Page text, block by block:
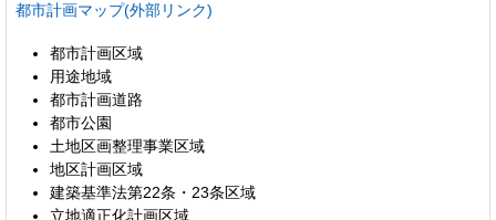
都市計画マップ(外部リンク)
都市計画区域
用途地域
都市計画道路
都市公園
土地区画整理事業区域
地区計画区域
建築基準法第22条・23条区域
立地適正化計画区域